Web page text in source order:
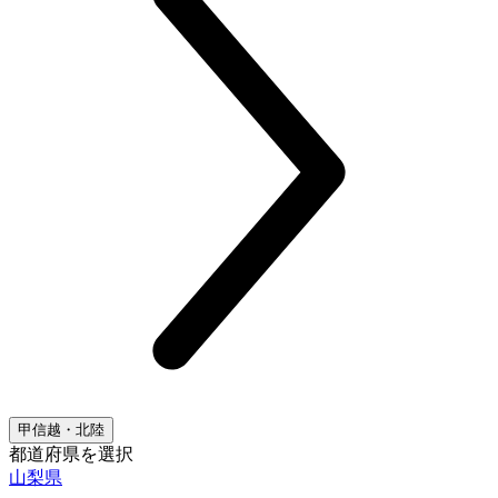
甲信越・北陸
都道府県を選択
山梨県